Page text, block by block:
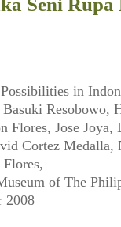
in
Resobowo,
Flores, Jose
Cortez Medalla,
of The
2008